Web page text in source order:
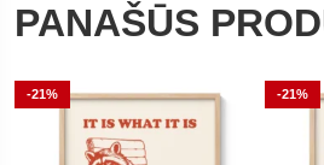
PANAŠŪS
-21% -21%